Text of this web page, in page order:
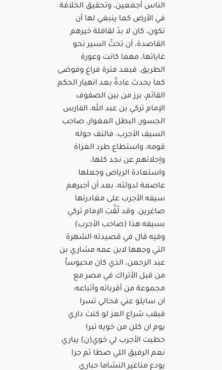
الناس أجمعين، وتحقيق الخلافة
في الأرض كما ينبغي لها أن
تكون، كان لا بدّ لقافلة خيرهم
القاصدة، أن تحثّ السير نحو
غاياتها، مهما كانت وعورة
الطريق. فبعد فترة فراغ وفوضى
كما يحدث عادةً بعد انهيار الحكم
القائم، برز من بين الصفوف
الإمام تركي بن عبد الله، الفارس
الجسور، البطل المغوار، صاحب
السيف الأجرب، فالتف حوله
قومه، واستطاع طرد الغزاة
وإجلائهم عن نجد كلها،
واستعادة الرياض وجعلها
عاصمة لدولته، بعد أن أجبرهم
سيفه الأجرب على مغادرتها
صاغرين. وقد لُقِّبَ الإمام تركي
بسيفه هذا (صاحب الأجرب)
وفيه قال في قصيدته الشهرة
التي وجهها لابن عمه مشاري بن
عبد الرحمن، الذي كان محبوساً
من قبل الأتراك في مصر مع
مجموعة من أقربائه وأتباعه:
ان سايلو عني فحالي تسرا
قبقب شراع العز لو كنت داري
يوم ان كلن من خويه تبرا
حطيت الأجرب لي خوي(ن) يباري
نعم الرفيق اللي صطا ثم جرا
يودع مناعير النشاما حباري